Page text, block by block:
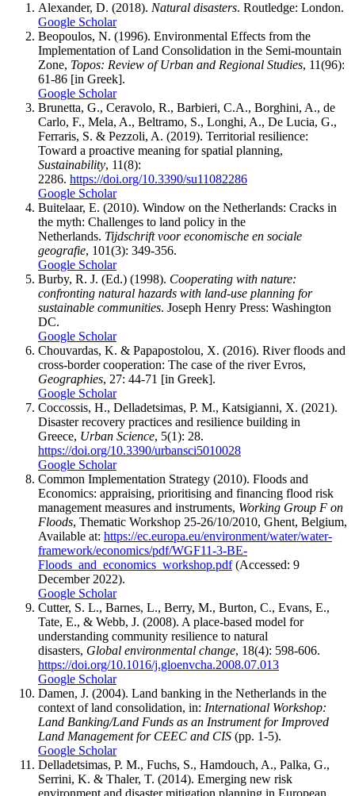
Alexander, D. (2018). Natural disasters. Routledge: London.
Google Scholar
Beopoulos, N. (1996). Environmental Effects from the
Implementation of Land Consolidation in the Semi-mountain
Zone, Topos: Review of Urban and Regional Studies, 11(96):
61-86 [in Greek].
Google Scholar
Brunetta, G., Ceravolo, R., Barbieri, C.A., Borghini, A., de
Carlo, F., Mela, A., Beltramo, S., Longhi, A., De Lucia, G.,
Ferraris, S. & Pezzoli, A. (2019). Territorial resilience:
Toward a proactive meaning for spatial planning,
Sustainability, 11(8):
2286. https://doi.org/10.3390/su11082286
Google Scholar
Buitelaar, E. (2010). Window on the Netherlands: Cracks in
the myth: Challenges to land policy in the
Netherlands. Tijdschrift voor economische en sociale
geografie, 101(3): 349-356.
Google Scholar
Burby, R. J. (Ed.) (1998). Cooperating with nature:
confronting natural hazards with land-use planning for
sustainable communities. Joseph Henry Press: Washington
DC.
Google Scholar
Chouvardas, K. & Papapostolou, X. (2016). River floods and
cross-border cooperation: The case of the river Evros,
Geographies, 27: 44-71 [in Greek].
Google Scholar
Coccossis, H., Delladetsimas, P. M., Katsigianni, X. (2021).
Disaster recovery practices and resilience building in
Greece, Urban Science, 5(1): 28.
https://doi.org/10.3390/urbansci5010028
Google Scholar
Common Implementation Strategy (2010). Floods and
Economics: appraising, prioritising and financing flood risk
management measures and instruments, Working Group F on
Floods, Thematic Workshop 25-26/10/2010, Ghent, Belgium,
Available at: https://ec.europa.eu/environment/water/water-
framework/economics/pdf/WGF11-3-BE-
Floods_and_economics_workshop.pdf(Accessed: 9
December 2022).
Google Scholar
Cutter, S. L., Barnes, L., Berry, M., Burton, C., Evans, E.,
Tate, E., & Webb, J. (2008). A place-based model for
understanding community resilience to natural
disasters, Global environmental change, 18(4): 598-606.
https://doi.org/10.1016/j.gloenvcha.2008.07.013
Google Scholar
Damen, J. (2004). Land banking in the Netherlands in the
context of land consolidation, in: International Workshop:
Land Banking/Land Funds as an Instrument for Improved
Land Management for CEEC and CIS (pp. 1-5).
Google Scholar
Delladetsimas, P. M., Fuchs, S., Hamdouch, A., Palka, G.,
Serrini, K. & Thaler, T. (2014). Emerging new risk